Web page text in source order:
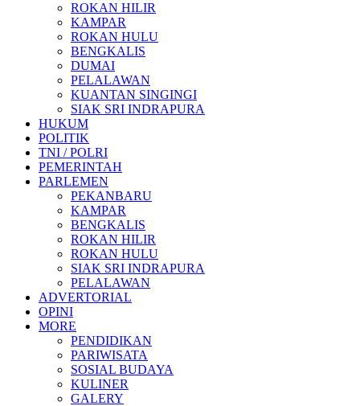
ROKAN HILIR
KAMPAR
ROKAN HULU
BENGKALIS
DUMAI
PELALAWAN
KUANTAN SINGINGI
SIAK SRI INDRAPURA
HUKUM
POLITIK
TNI / POLRI
PEMERINTAH
PARLEMEN
PEKANBARU
KAMPAR
BENGKALIS
ROKAN HILIR
ROKAN HULU
SIAK SRI INDRAPURA
PELALAWAN
ADVERTORIAL
OPINI
MORE
PENDIDIKAN
PARIWISATA
SOSIAL BUDAYA
KULINER
GALERY